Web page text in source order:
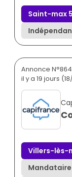
Saint-max
Annonce
il y a 19 jours
Villers-lès-